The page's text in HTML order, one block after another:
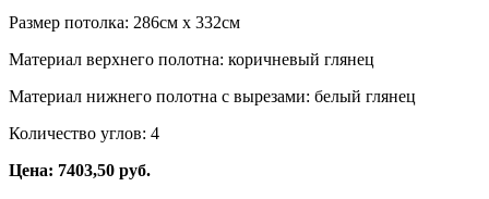
Размер потолка: 286см x 332см
Материал верхнего полотна: коричневый глянец
Материал нижнего полотна с вырезами: белый глянец
Количество углов: 4
Цена: 7403,50 руб.